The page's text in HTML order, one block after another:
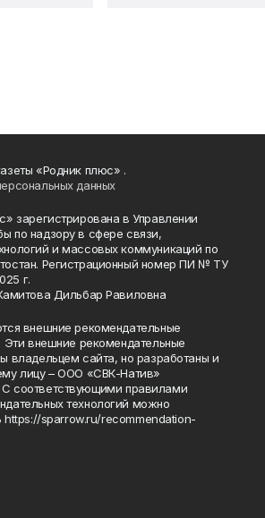
«Родник плюс» .
данных
зарегистрирована в Управлении
по надзору в сфере связи,
и массовых коммуникаций по
Регистрационный номер ПИ № ТУ
г.
Дильбар Равиловна
внешние рекомендательные
Эти внешние рекомендательные
владельцем сайта, но разработаны и
лицу – ООО «СВК-Натив»
соответствующими правилами
технологий можно
https://sparrow.ru/recommendation-